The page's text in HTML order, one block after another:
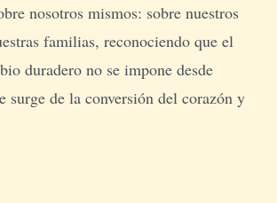
nosotros mismos: sobre nuestros
familias, reconociendo que el
duradero no se impone desde
surge de la conversión del corazón y